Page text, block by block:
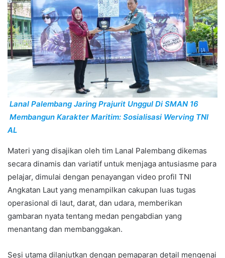
Lanal Palembang Jaring Prajurit Unggul Di SMAN 16
Membangun Karakter Maritim: Sosialisasi Werving TNI
AL
Materi yang disajikan oleh tim Lanal Palembang dikemas
secara dinamis dan variatif untuk menjaga antusiasme para
pelajar, dimulai dengan penayangan video profil TNI
Angkatan Laut yang menampilkan cakupan luas tugas
operasional di laut, darat, dan udara, memberikan
gambaran nyata tentang medan pengabdian yang
menantang dan membanggakan.
Sesi utama dilanjutkan dengan pemaparan detail mengenai